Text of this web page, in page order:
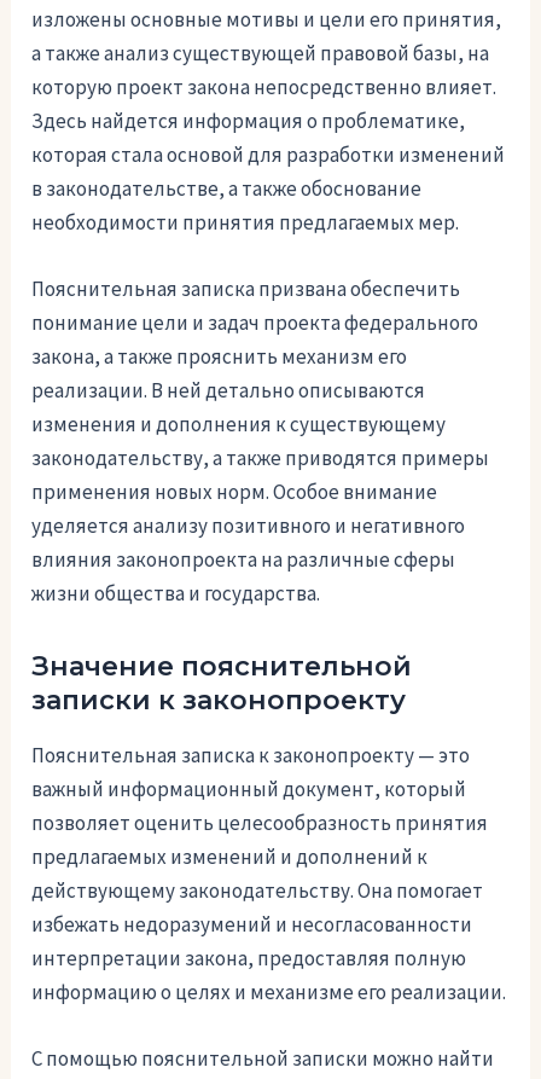
изложены основные мотивы и цели его принятия,
а также анализ существующей правовой базы, на
которую проект закона непосредственно влияет.
Здесь найдется информация о проблематике,
которая стала основой для разработки изменений
в законодательстве, а также обоснование
необходимости принятия предлагаемых мер.
Пояснительная записка призвана обеспечить
понимание цели и задач проекта федерального
закона, а также прояснить механизм его
реализации. В ней детально описываются
изменения и дополнения к существующему
законодательству, а также приводятся примеры
применения новых норм. Особое внимание
уделяется анализу позитивного и негативного
влияния законопроекта на различные сферы
жизни общества и государства.
Значение пояснительной
записки к законопроекту
Пояснительная записка к законопроекту — это
важный информационный документ, который
позволяет оценить целесообразность принятия
предлагаемых изменений и дополнений к
действующему законодательству. Она помогает
избежать недоразумений и несогласованности
интерпретации закона, предоставляя полную
информацию о целях и механизме его реализации.
С помощью пояснительной записки можно найти